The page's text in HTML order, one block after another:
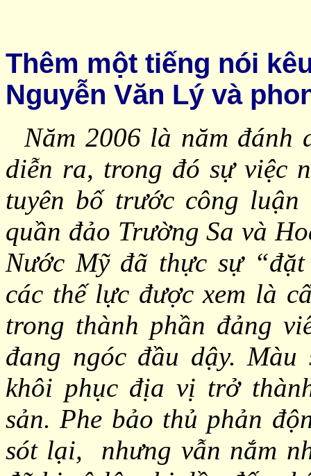
Thêm một tiếng nói
Nguyễn Văn Lý và
Năm 2006 là năm đánh
diễn ra, trong đó sự việc
tuyên bố trước công luận
quần đảo Trường Sa và
Nước Mỹ đã thực sự
các thế lực được xem là
trong thành phần đảng
đang ngóc đầu dậy.
khôi phục địa vị trở
sản. Phe bảo thủ phản
sót lại, nhưng vẫn nắm